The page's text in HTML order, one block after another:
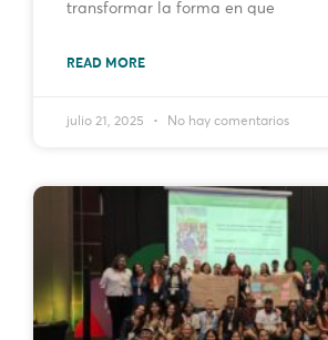
transformar la forma en que
READ MORE
julio 21, 2025 No hay comentarios